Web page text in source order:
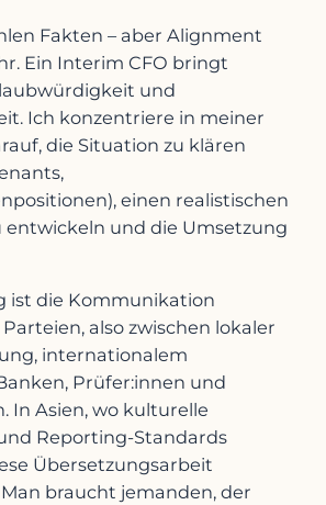
Fakten – aber Alignment
Ein Interim CFO bringt
und
Ich konzentriere in meiner
die Situation zu klären
einen realistischen
entwickeln und die Umsetzung
ist die Kommunikation
also zwischen lokaler
internationalem
Prüfer:innen und
In Asien, wo kulturelle
Reporting-Standards
Übersetzungsarbeit
braucht jemanden, der